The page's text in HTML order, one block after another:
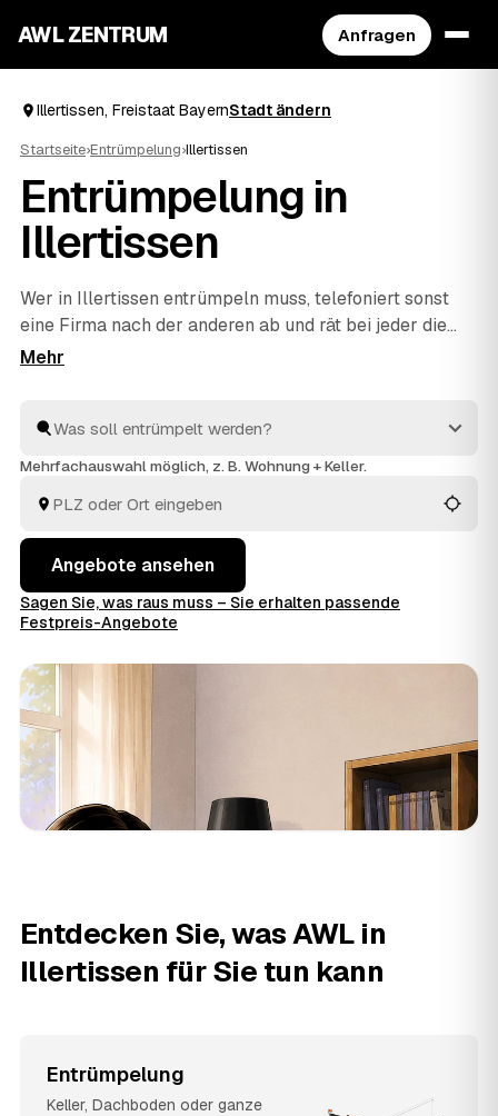
AWL ZENTRUM Anfragen
Illertissen, Freistaat BayernStadt ändern
Startseite›Entrümpelung›Illertissen
Entrümpelung in
Illertissen
Wer in Illertissen entrümpeln muss, telefoniert sonst
eine Firma nach der anderen ab und rät bei jeder die
Kosten neu. Mit AWL beschreiben Sie Ihr Vorhaben ein
mehrerer geprüfter Anbieter aus Freistaat Bayern. Sie
legen die Angebote nebeneinander und sehen sofort,
entschieden haben.
Mehrfachauswahl möglich, z. B. Wohnung + Keller.
Angebote ansehen
Sagen Sie, was raus muss – Sie erhalten passende
Festpreis-Angebote
Entdecken Sie, was AWL in
Illertissen für Sie tun kann
Entrümpelung
Keller, Dachboden oder ganze